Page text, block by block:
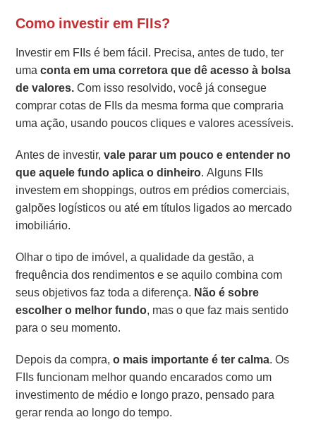
Como investir em FIIs?
Investir em FIIs é bem fácil. Precisa, antes de tudo, ter
umaconta em uma corretora que dê acesso à bolsa
de valores.Com isso resolvido, você já consegue
comprar cotas de FIIs da mesma forma que compraria
uma ação, usando poucos cliques e valores acessíveis.
Antes de investir, vale parar um pouco e entender no
que aquele fundo aplica o dinheiro. Alguns FIIs
investem em shoppings, outros em prédios comerciais,
galpões logísticos ou até em títulos ligados ao mercado
imobiliário.
Olhar o tipo de imóvel, a qualidade da gestão, a
frequência dos rendimentos e se aquilo combina com
seus objetivos faz toda a diferença. Não é sobre
escolher o melhor fundo, mas o que faz mais sentido
para o seu momento.
Depois da compra,o mais importante é ter calma. Os
FIIs funcionam melhor quando encarados como um
investimento de médio e longo prazo, pensado para
gerar renda ao longo do tempo.